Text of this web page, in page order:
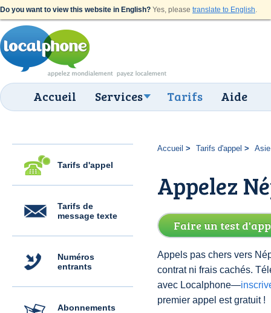
Do you want to view this website in English? Yes, please translate to English.
Accueil Services Tarifs Aide
Tarifs d'appel
Tarifs de
message texte
Numéros
entrants
Abonnements
Accueil Tarifs d'appel Asie
Appelez
Faire un test
Appels pas chers vers
contrat ni frais cachés.
avec Localphone—
premier appel est gratuit !